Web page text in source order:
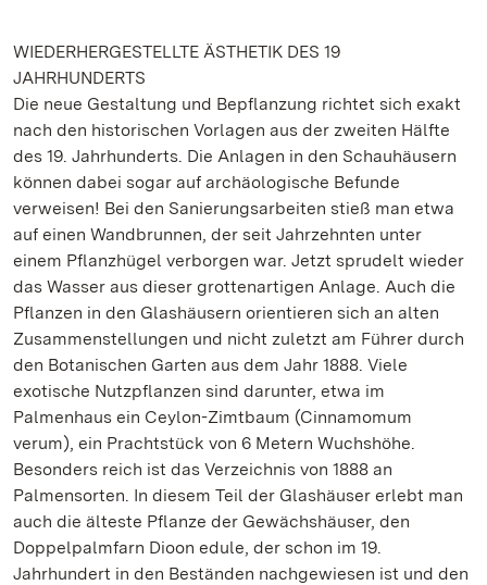
WIEDERHERGESTELLTE ÄSTHETIK DES 19
JAHRHUNDERTS
Die neue Gestaltung und Bepflanzung richtet sich exakt
nach den historischen Vorlagen aus der zweiten Hälfte
des 19. Jahrhunderts. Die Anlagen in den Schauhäusern
können dabei sogar auf archäologische Befunde
verweisen! Bei den Sanierungsarbeiten stieß man etwa
auf einen Wandbrunnen, der seit Jahrzehnten unter
einem Pflanzhügel verborgen war. Jetzt sprudelt wieder
das Wasser aus dieser grottenartigen Anlage. Auch die
Pflanzen in den Glashäusern orientieren sich an alten
Zusammenstellungen und nicht zuletzt am Führer durch
den Botanischen Garten aus dem Jahr 1888. Viele
exotische Nutzpflanzen sind darunter, etwa im
Palmenhaus ein Ceylon-Zimtbaum (Cinnamomum
verum), ein Prachtstück von 6 Metern Wuchshöhe.
Besonders reich ist das Verzeichnis von 1888 an
Palmensorten. In diesem Teil der Glashäuser erlebt man
auch die älteste Pflanze der Gewächshäuser, den
Doppelpalmfarn Dioon edule, der schon im 19.
Jahrhundert in den Beständen nachgewiesen ist und den